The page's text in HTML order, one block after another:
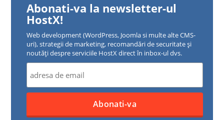
Abonati-va la newsletter-ul
HostX!
Web development (WordPress, Joomla si multe alte CMS-
uri), strategii de marketing, recomandări de securitate și
noutăți despre serviciile HostX direct în inbox-ul dvs.